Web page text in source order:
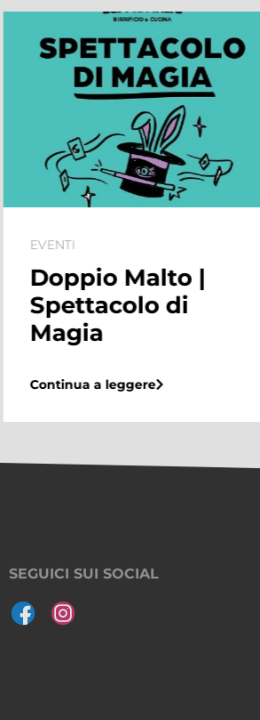
EVENTI
Doppio Malto |
Torneo di
Biliardino
Continua a leggere
SEGUICI SUI SOCIAL